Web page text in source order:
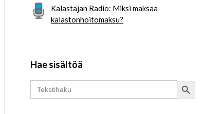
Kalastajan Radio: Miksi maksaa
kalastonhoitomaksu?
Hae sisältöä
Search
for:
Search Button